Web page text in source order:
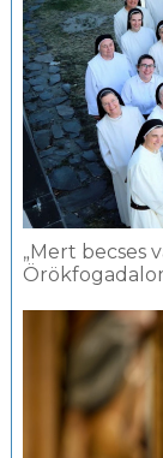
„Mert becses